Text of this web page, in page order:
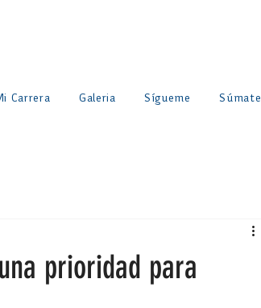
Carrera Galeria Sígueme Súmate
prioridad para